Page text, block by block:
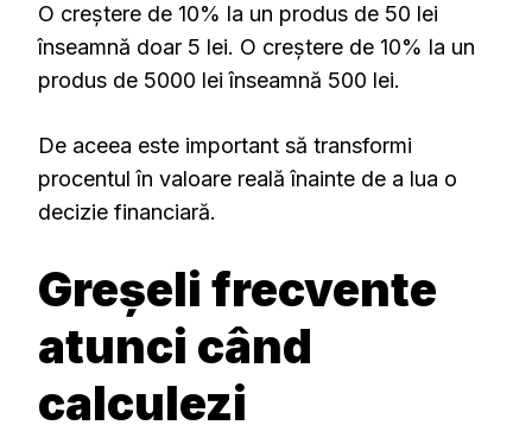
O creștere de 10% la un produs de 50 lei
înseamnă doar 5 lei. O creștere de 10% la un
produs de 5000 lei înseamnă 500 lei.
De aceea este important să transformi
procentul în valoare reală înainte de a lua o
decizie financiară.
Greșeli frecvente
atunci când
calculezi